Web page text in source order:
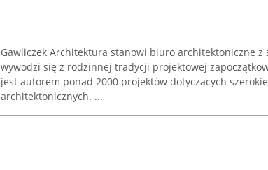
Gawliczek Architektura stanowi biuro architektoniczne z
wywodzi się z rodzinnej tradycji projektowej
jest autorem ponad 2000 projektów dotyczących
architektonicznych. ...